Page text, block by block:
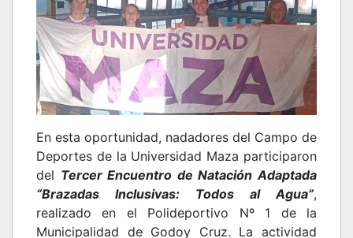
En esta oportunidad, nadadores del Campo de
Deportes de la Universidad Maza participaron
del Tercer Encuentro de Natación Adaptada
“Brazadas Inclusivas: Todos al Agua”,
realizado en el Polideportivo Nº 1 de la
Municipalidad de Godoy Cruz. La actividad